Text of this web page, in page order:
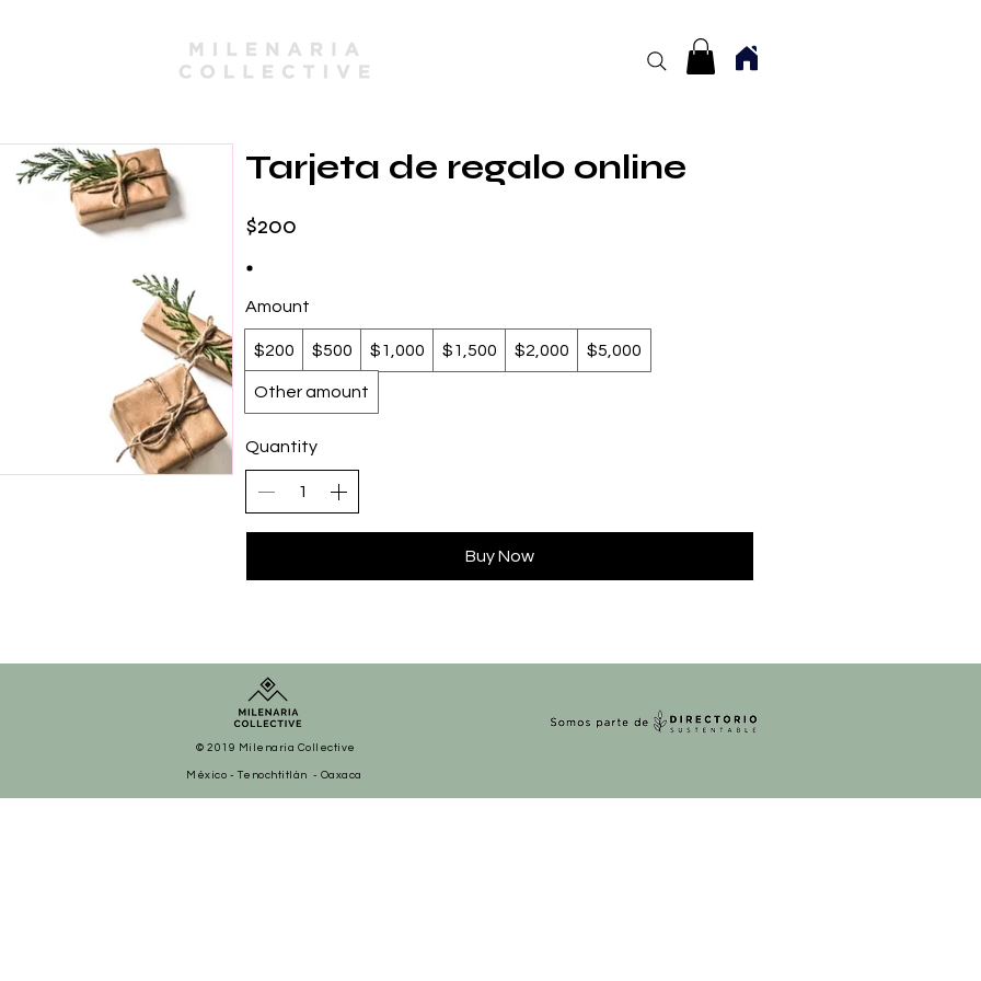
Tarjeta de regalo online
$200
Amount
$200 $500 $1,000 $1,500 $2,000 $5,000
Other amount
Quantity
Buy Now
© 2019 Milenaria Collective
México - Tenochtitlán - Oaxaca